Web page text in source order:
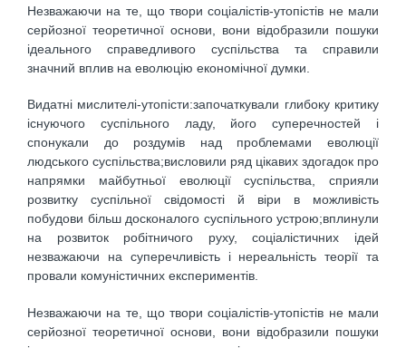
Незважаючи на те, що твори соціалістів-утопістів не мали
серйозної теоретичної основи, вони відобразили пошуки
ідеального справедливого суспільства та справили
значний вплив на еволюцію економічної думки.
Видатні мислителі-утопісти:започаткували глибоку критику
існуючого суспільного ладу, його суперечностей і
спонукали до роздумів над проблемами еволюції
людського суспільства;висловили ряд цікавих здогадок про
напрямки майбутньої еволюції суспільства, сприяли
розвитку суспільної свідомості й віри в можливість
побудови більш досконалого суспільного устрою;вплинули
на розвиток робітничого руху, соціалістичних ідей
незважаючи на суперечливість і нереальність теорії та
провали комуністичних експериментів.
Незважаючи на те, що твори соціалістів-утопістів не мали
серйозної теоретичної основи, вони відобразили пошуки